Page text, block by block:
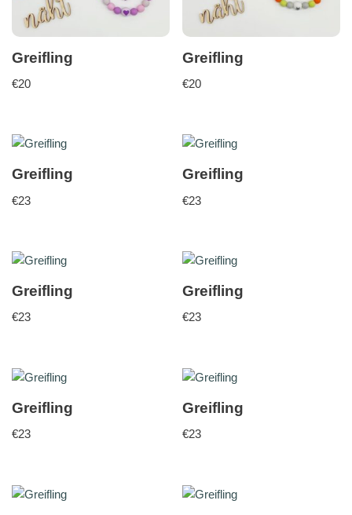
Greifling
€20
Greifling
€20
Greifling
€23
Greifling
€23
Greifling
€23
Greifling
€23
Greifling
€23
Greifling
€23